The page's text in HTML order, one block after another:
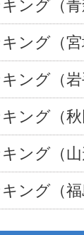
ング（青
ング（宮
ング（岩
ング（秋
ング（山
ング（福